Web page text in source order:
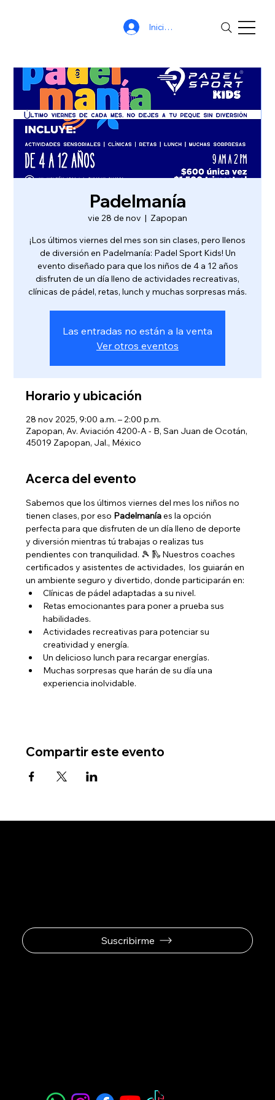
Iniciar sesión
Padelmanía
vie 28 de nov
  |
Zapopan
¡Los últimos viernes del mes son sin clases, pero llenos
de diversión en Padelmanía: Padel Sport Kids! Un
evento diseñado para que los niños de 4 a 12 años
disfruten de un día lleno de actividades recreativas,
clínicas de pádel, retas, lunch y muchas sorpresas más.
Las entradas no están a la venta
Ver otros eventos
Horario y ubicación
28 nov 2025, 9:00 a.m. – 2:00 p.m.
Zapopan, Av. Aviación 4200-A - B, San Juan de Ocotán,
45019 Zapopan, Jal., México
Acerca del evento
Sabemos que los últimos viernes del mes los niños no
tienen clases, por eso Padelmanía es la opción
perfecta para que disfruten de un día lleno de deporte
y diversión mientras tú trabajas o realizas tus
pendientes con tranquilidad. 🎾 🛝 Nuestros coaches
certificados y asistentes de actividades,  los guiarán en
un ambiente seguro y divertido, donde participarán en:
Clínicas de pádel adaptadas a su nivel.
Retas emocionantes para poner a prueba sus
habilidades.
Actividades recreativas para potenciar su
creatividad y energía.
Un delicioso lunch para recargar energías.
Muchas sorpresas que harán de su día una
experiencia inolvidable.
Compartir este evento
Suscribirme